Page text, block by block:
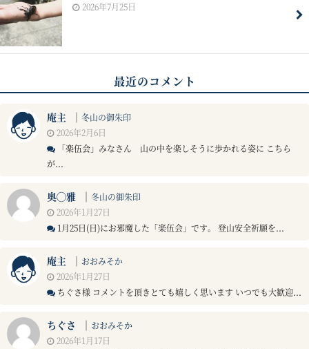
2026年7月25日
最近のコメント
庵主 ｜ 冬山の御朱印
2026年2月6日
「楽伍会」みなさん 山の中を楽しそうに歩かれる姿に こちら
が...
奥◯雅 ｜ 冬山の御朱印
2026年1月27日
1月25日(日)にお邪魔した「楽伍会」です。 登山安全祈願を...
庵主 ｜ おおみそか
2026年1月27日
ちぐさ様 コメントを頂きとても嬉しく思います いつでも大歓迎...
ちぐさ ｜ おおみそか
2026年1月17日